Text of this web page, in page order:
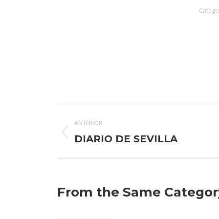
entre
publicaciones
ANTERIOR
Publicación
DIARIO DE SEVILLA
From the Same